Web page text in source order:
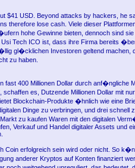
$41 USD. Beyond attacks by hackers, he
therefore lose cash. Viele dieser
hohe Gewinne bieten, dennoch sind
Usi Tech ICO ist, dass ihre Firma bereits
gl�cklichen Investoren geltend machen,
zu haben.
fast 400 Millionen Dollar durch anf�ngliche
es, Dutzende Millionen Dollar mit
Blockchain-Produkte �hnlich wie eine
Dinge zu verbringen, und drei schnell
zu kaufen Waren mit den digitalen
Verkauf und Handel digitaler Assets und
Coin erfolgreich sein wird oder nicht. So
anderer Kryptos auf Konten finanziert